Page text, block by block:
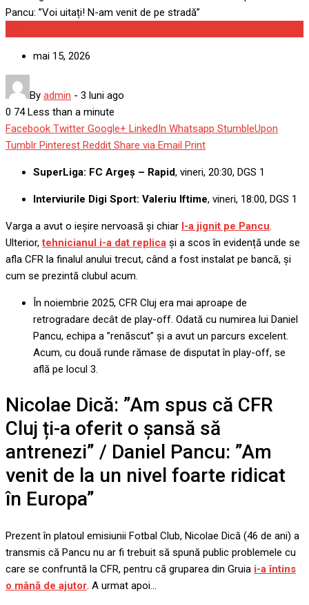
mai 15, 2026
By admin - 3 luni ago
0 74Less than a minute
Facebook Twitter Google+ LinkedIn Whatsapp StumbleUpon
Tumblr Pinterest Reddit Share via Email Print
SuperLiga: FC Argeș – Rapid, vineri, 20:30, DGS 1
Interviurile Digi Sport: Valeriu Iftime, vineri, 18:00, DGS 1
Varga a avut o ieșire nervoasă și chiar l-a jignit pe Pancu.
Ulterior,tehnicianul i-a dat replica și a scos în evidență unde se
afla CFR la finalul anului trecut, când a fost instalat pe bancă, și
cum se prezintă clubul acum.
În noiembrie 2025, CFR Cluj era mai aproape de
retrogradare decât de play-off. Odată cu numirea lui Daniel
Pancu, echipa a ”renăscut” și a avut un parcurs excelent.
Acum, cu două runde rămase de disputat în play-off, se
află pe locul 3.
Nicolae Dică: ”Am spus că CFR
Cluj ți-a oferit o șansă să
antrenezi” / Daniel Pancu: ”Am
venit de la un nivel foarte ridicat
în Europa”
Prezent în platoul emisiunii Fotbal Club, Nicolae Dică (46 de ani) a
transmis că Pancu nu ar fi trebuit să spună public problemele cu
care se confruntă la CFR, pentru că gruparea din Gruia i-a întins
o mână de ajutor. A urmat apoi…